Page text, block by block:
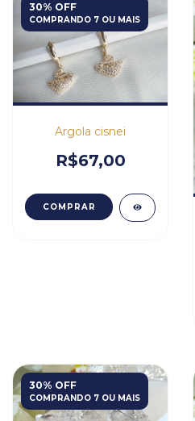
30% OFF
COMPRANDO 7 OU MAIS
Argola cisnei
R$67,00
COMPRAR
30% OFF
COMPRANDO 7 OU MAIS